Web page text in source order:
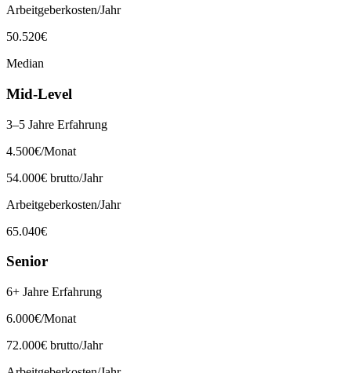
Arbeitgeberkosten/Jahr
50.520€
Median
Mid-Level
3–5 Jahre Erfahrung
4.500€/Monat
54.000€ brutto/Jahr
Arbeitgeberkosten/Jahr
65.040€
Senior
6+ Jahre Erfahrung
6.000€/Monat
72.000€ brutto/Jahr